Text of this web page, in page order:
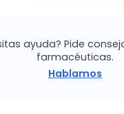
ayuda? Pide
farmacéuticas.
Hablamos